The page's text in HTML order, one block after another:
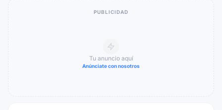
PUBLICIDAD
Tu anuncio aquí
Anúnciate con nosotros